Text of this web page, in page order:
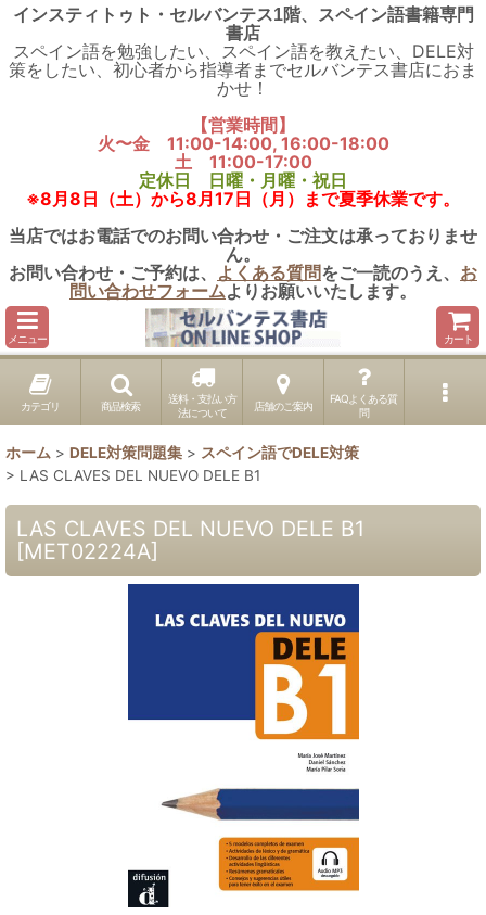
インスティトゥト・セルバンテス1階、スペイン語書籍専門
書店
スペイン語を勉強したい、スペイン語を教えたい、DELE対
策をしたい、初心者から指導者までセルバンテス書店におま
かせ！
【営業時間】
火〜金 11:00-14:00, 16:00-18:00
土 11:00-17:00
定休日 日曜・月曜・祝日
※8月8日（土）から8月17日（月）まで夏季休業です。
当店ではお電話でのお問い合わせ・ご注文は承っておりませ
ん。
お問い合わせ・ご予約は、 よくある質問をご一読のうえ、 お
問い合わせフォームよりお願いいたします。
メニュー カート
カテゴリ 商品検索
送料・支払い方
法について
店舗のご案内
FAQよくある質
問
ホーム > DELE対策問題集 > スペイン語でDELE対策
> LAS CLAVES DEL NUEVO DELE B1
LAS CLAVES DEL NUEVO DELE B1
[MET02224A]